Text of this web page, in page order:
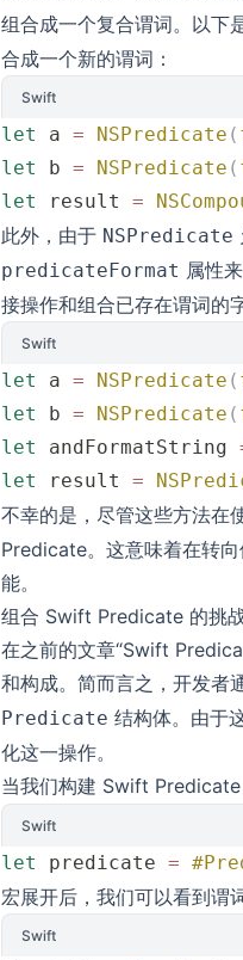
组合成一个复合谓词。以下
合成一个新的谓词：
Swift
let a = NSPredicate (
let
b = NSPredicate (
let
result =
此外，由于 NSPredicate
predicateFormat 属性
接操作和组合已存在谓词的
Swift
let a = NSPredicate (
let
b = NSPredicate (
let
andFormatString
let
result =
不幸的是，尽管这些方法在
Predicate。这意味着在转
能。
组合 Swift Predicate 的挑
在之前的文章“Swift
和构成。简而言之，开发者
Predicate 结构体。由于
化这一操作。
当我们构建 Swift Predicate
Swift
let predicate =
宏展开后，我们可以看到谓
Swift